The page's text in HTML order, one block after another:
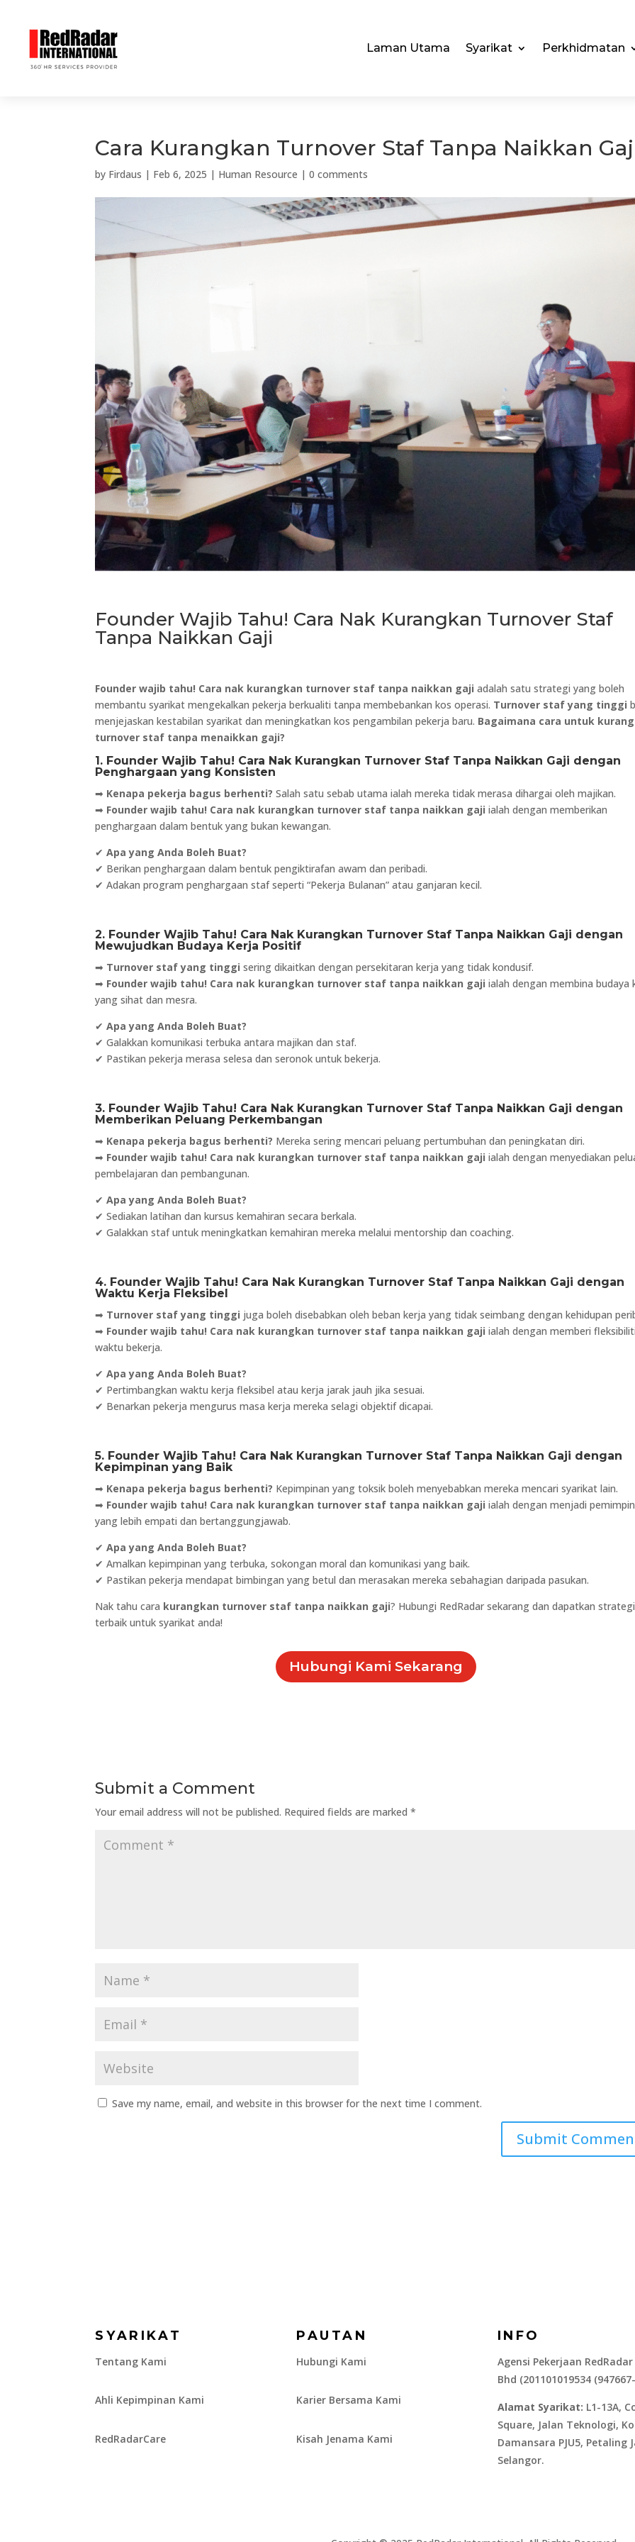
Laman Utama Syarikat Perkhidmatan
Cara Kurangkan Turnover Staf Tanpa Naikkan
by Firdaus | Feb 6, 2025 | Human Resource |0 comments
Founder Wajib Tahu! Cara Nak Kurangkan Turnover Staf
Tanpa Naikkan Gaji
Founder wajib tahu! Cara nak kurangkan turnover staf tanpa naikkan gaji adalah satu strategi yang boleh
membantu syarikat mengekalkan pekerja berkualiti tanpa membebankan kos operasi. Turnover staf yang tinggi
menjejaskan kestabilan syarikat dan meningkatkan kos pengambilan pekerja baru. Bagaimana cara untuk
turnover staf tanpa menaikkan gaji?
1. Founder Wajib Tahu! Cara Nak Kurangkan Turnover Staf Tanpa Naikkan Gaji dengan
Penghargaan yang Konsisten
➡ Kenapa pekerja bagus berhenti? Salah satu sebab utama ialah mereka tidak merasa dihargai oleh majikan.
➡ Founder wajib tahu! Cara nak kurangkan turnover staf tanpa naikkan gaji ialah dengan memberikan
penghargaan dalam bentuk yang bukan kewangan.
✔Apa yang Anda Boleh Buat?
✔ Berikan penghargaan dalam bentuk pengiktirafan awam dan peribadi.
✔ Adakan program penghargaan staf seperti “Pekerja Bulanan” atau ganjaran kecil.
2. Founder Wajib Tahu! Cara Nak Kurangkan Turnover Staf Tanpa Naikkan Gaji dengan
Mewujudkan Budaya Kerja Positif
➡ Turnover staf yang tinggi sering dikaitkan dengan persekitaran kerja yang tidak kondusif.
➡ Founder wajib tahu! Cara nak kurangkan turnover staf tanpa naikkan gaji ialah dengan membina budaya
yang sihat dan mesra.
✔Apa yang Anda Boleh Buat?
✔ Galakkan komunikasi terbuka antara majikan dan staf.
✔ Pastikan pekerja merasa selesa dan seronok untuk bekerja.
3. Founder Wajib Tahu! Cara Nak Kurangkan Turnover Staf Tanpa Naikkan Gaji dengan
Memberikan Peluang Perkembangan
➡ Kenapa pekerja bagus berhenti? Mereka sering mencari peluang pertumbuhan dan peningkatan diri.
➡ Founder wajib tahu! Cara nak kurangkan turnover staf tanpa naikkan gaji ialah dengan menyediakan
pembelajaran dan pembangunan.
✔Apa yang Anda Boleh Buat?
✔ Sediakan latihan dan kursus kemahiran secara berkala.
✔ Galakkan staf untuk meningkatkan kemahiran mereka melalui mentorship dan coaching.
4. Founder Wajib Tahu! Cara Nak Kurangkan Turnover Staf Tanpa Naikkan Gaji dengan
Waktu Kerja Fleksibel
➡ Turnover staf yang tinggi juga boleh disebabkan oleh beban kerja yang tidak seimbang dengan kehidupan
➡ Founder wajib tahu! Cara nak kurangkan turnover staf tanpa naikkan gaji ialah dengan memberi
waktu bekerja.
✔Apa yang Anda Boleh Buat?
✔ Pertimbangkan waktu kerja fleksibel atau kerja jarak jauh jika sesuai.
✔ Benarkan pekerja mengurus masa kerja mereka selagi objektif dicapai.
5. Founder Wajib Tahu! Cara Nak Kurangkan Turnover Staf Tanpa Naikkan Gaji dengan
Kepimpinan yang Baik
➡ Kenapa pekerja bagus berhenti? Kepimpinan yang toksik boleh menyebabkan mereka mencari syarikat lain.
➡ Founder wajib tahu! Cara nak kurangkan turnover staf tanpa naikkan gaji ialah dengan menjadi pemimpin
yang lebih empati dan bertanggungjawab.
✔Apa yang Anda Boleh Buat?
✔ Amalkan kepimpinan yang terbuka, sokongan moral dan komunikasi yang baik.
✔ Pastikan pekerja mendapat bimbingan yang betul dan merasakan mereka sebahagian daripada pasukan.
Nak tahu cara kurangkan turnover staf tanpa naikkan gaji? Hubungi RedRadar sekarang dan dapatkan strategi
terbaik untuk syarikat anda!
Hubungi Kami Sekarang
Submit a Comment
Your email address will not be published. Required fields are marked*
Save my name, email, and website in this browser for the next time I comment.
SYARIKAT
Tentang Kami
Ahli Kepimpinan Kami
RedRadarCare
PAUTAN
Hubungi Kami
Karier Bersama Kami
Kisah Jenama Kami
INFO
Agensi Pekerjaan RedRadar
Bhd (201101019534
Alamat Syarikat: L1-13A,
Square, Jalan Teknologi,
Damansara PJU5, Petaling
Selangor.